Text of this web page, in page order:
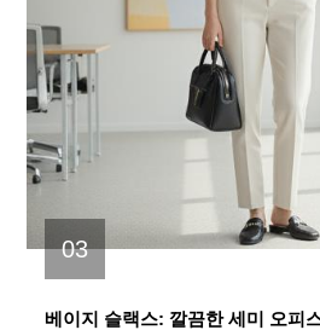
03
베이지 슬랙스: 깔끔한 세미 오피